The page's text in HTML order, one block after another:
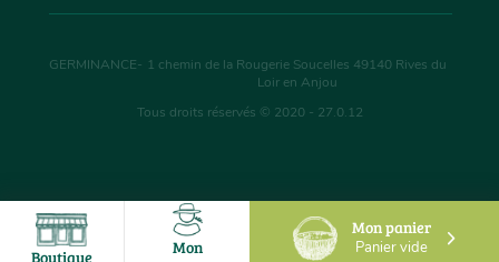
Boutique
Mon
Mon panier
Panier vide
GERMINANCE- 1 chemin de la Rougerie Soucelles 49140 Rives du
Loir en Anjou
Tous droits réservés © 2020 - 27.0.12